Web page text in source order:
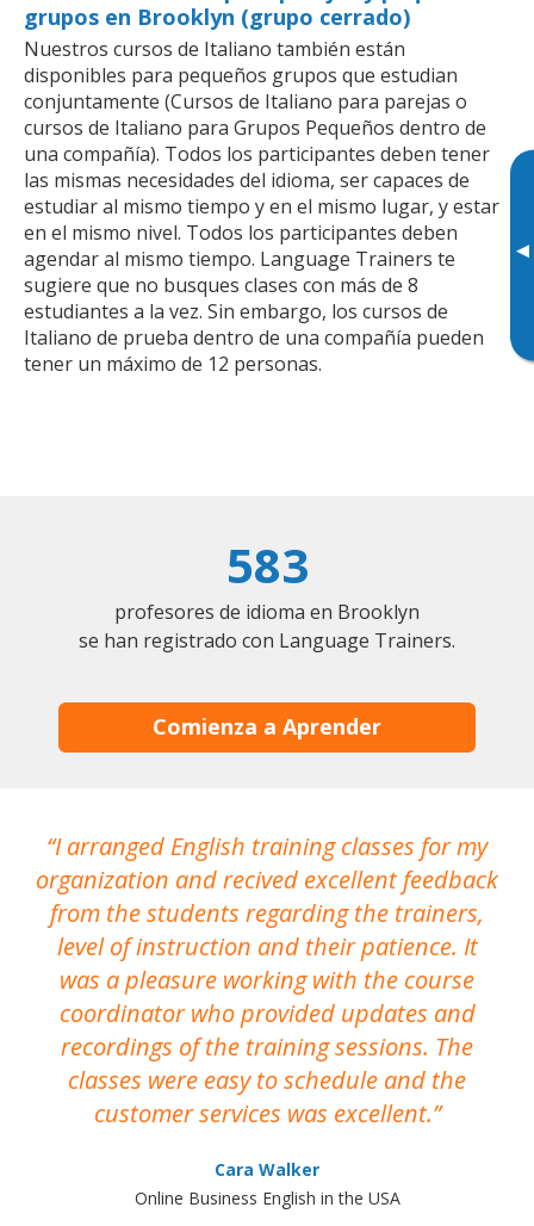
▸
grupos en Brooklyn (grupo cerrado)
Nuestros cursos de Italiano también están
disponibles para pequeños grupos que estudian
conjuntamente (Cursos de Italiano para parejas o
cursos de Italiano para Grupos Pequeños dentro de
una compañía). Todos los participantes deben tener
las mismas necesidades del idioma, ser capaces de
estudiar al mismo tiempo y en el mismo lugar, y estar
en el mismo nivel. Todos los participantes deben
agendar al mismo tiempo. Language Trainers te
sugiere que no busques clases con más de 8
estudiantes a la vez. Sin embargo, los cursos de
Italiano de prueba dentro de una compañía pueden
tener un máximo de 12 personas.
583
profesores de idioma en Brooklyn
se han registrado con Language Trainers.
Comienza a Aprender
I arranged English training classes for my
organization and recived excellent feedback
from the students regarding the trainers,
level of instruction and their patience. It
was a pleasure working with the course
coordinator who provided updates and
recordings of the training sessions. The
classes were easy to schedule and the
customer services was excellent.
Cara Walker
Online Business English in the USA